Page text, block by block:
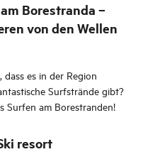
Borestranda –
von den Wellen
dass es in der Region
Surfstrände gibt?
Surfen am Borestranden!
resort